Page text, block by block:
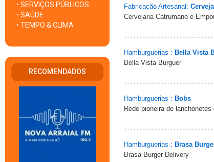
• SERVIÇOS PÚBLICOS
• SAÚDE
• TEMPO & CLIMA
RECOMENDADOS
Fabricação Artesanal:
Cervejaria Catrumano e
Hamburguerias : Bella Vista
Bella Vista Burguer
Hamburguerias : Bobs
Rede pioneira de
Hamburguerias : Brasa
Brasa Burger Delivery